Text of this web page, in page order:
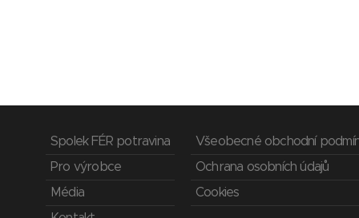
Spolek FÉR potravina
Pro výrobce
Média
Všeobecné obchodní
Ochrana osobních údajů
Cookies